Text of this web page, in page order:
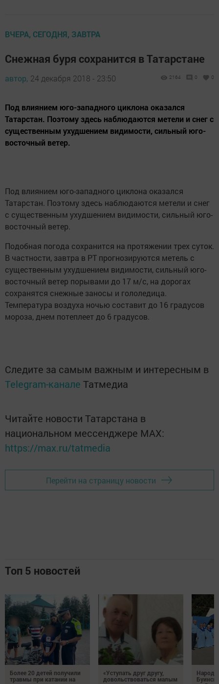
ВЧЕРА, СЕГОДНЯ, ЗАВТРА
Снежная буря сохранится в Татарстане
автор, 24 декабря 2018 - 23:50 2164 0 0
Под влиянием юго-западного циклона оказался
Татарстан. Поэтому здесь наблюдаются метели и снег с
существенным ухудшением видимости, сильный юго-
восточный ветер.
Под влиянием юго-западного циклона оказался
Татарстан. Поэтому здесь наблюдаются метели и снег
с существенным ухудшением видимости, сильный юго-
восточный ветер.
Подобная погода сохранится на протяжении трех суток.
В частности, завтра в РТ прогнозируются метель с
существенным ухудшением видимости, сильный юго-
восточный ветер порывами до 17 м/с, на дорогах
сохранятся снежные заносы и гололедица.
Температура воздуха ночью составит до 16 градусов
мороза, днем потеплеет до 6 градусов.
Следите за самым важным и интересным в
Telegram-канале Татмедиа
Читайте новости Татарстана в
национальном мессенджере MАХ:
https://max.ru/tatmedia
Перейти на страницу новости
Топ 5 новостей
Более 20 детей получили
травмы при катании на
«Уступать друг другу,
довольствоваться малым